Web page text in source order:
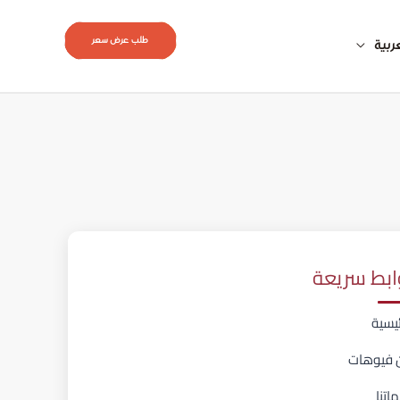
طلب عرض سعر
سريعة
فيوهات